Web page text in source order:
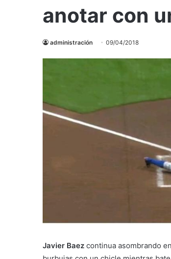
anotar con
administración 09/04/2018
Javier Baez continua asombrando